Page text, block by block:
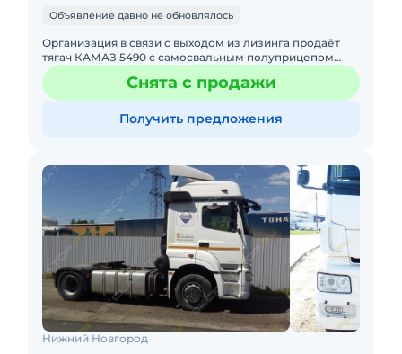
Объявление давно не обновлялось
Организация в связи с выходом из лизинга продаёт
тягач КАМАЗ 5490 с самосвальным полуприцепом
ТОНАР 9523 (30m3) гидрофицирован, куплен в августе
2018 года, сост Снята с продажи
Получить предложения
Нижний Новгород